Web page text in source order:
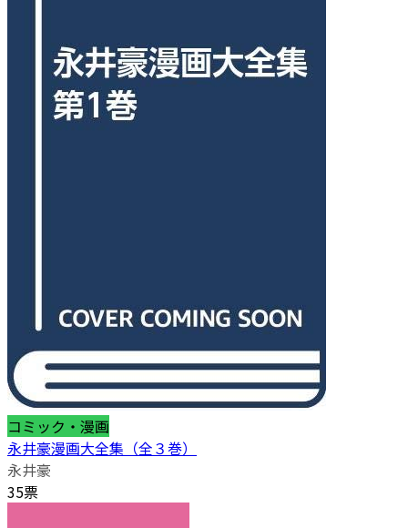
コミック・漫画
永井豪漫画大全集（全３巻）
永井豪
35票